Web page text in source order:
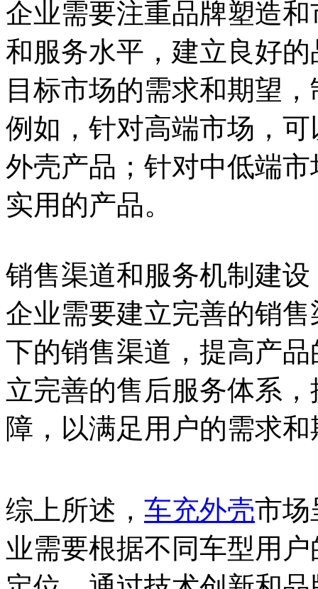
企业需要注重品牌塑造
和服务水平，建立良好
目标市场的需求和期望
例如，针对高端市场，
外壳产品；针对中低端
实用的产品。
销售渠道和服务机制建设
企业需要建立完善的销
下的销售渠道，提高产
立完善的售后服务体系
障，以满足用户的需求
综上所述， 车充外壳市场
业需要根据不同车型用